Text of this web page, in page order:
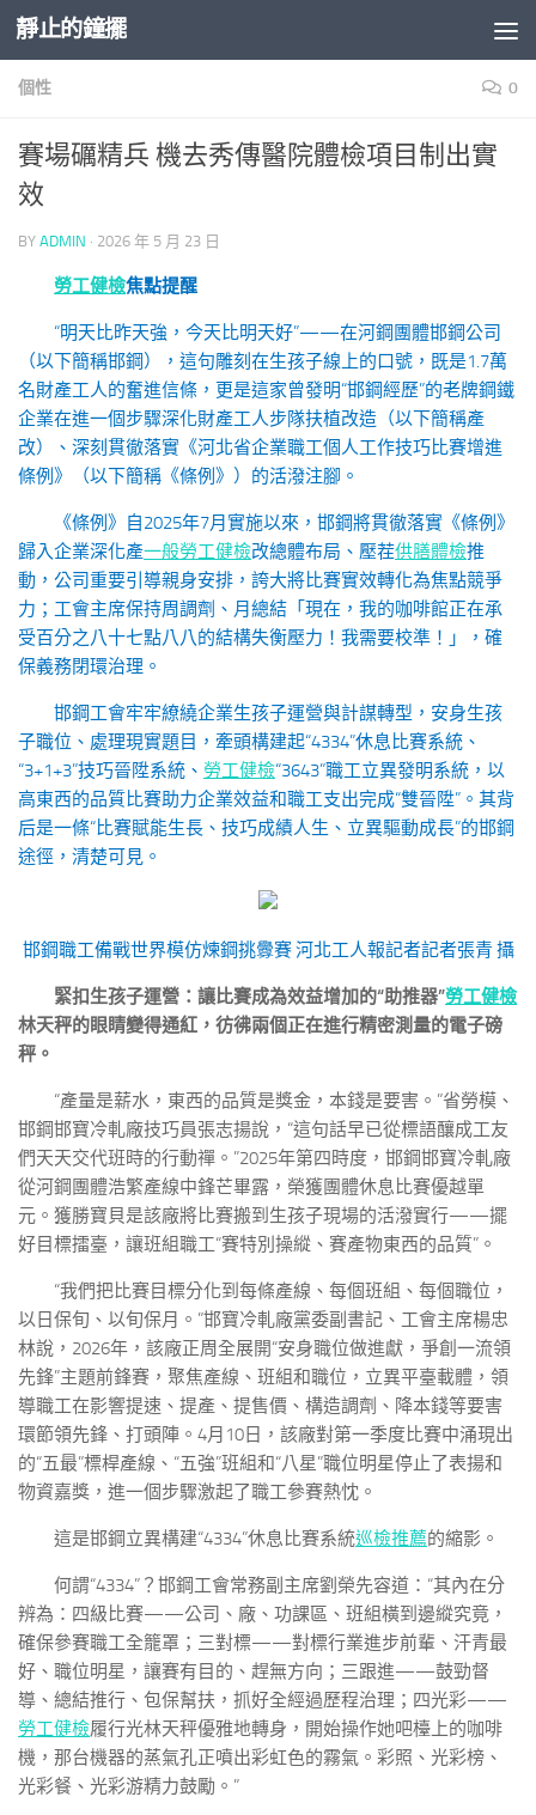
Skip to content
靜止的鐘擺
個性 0
賽場礪精兵 機去秀傳醫院體檢項目制出實
效
BY ADMIN · 2026 年 5 月 23 日
勞工健檢焦點提醒
“明天比昨天強，今天比明天好”——在河鋼團體邯鋼公司
（以下簡稱邯鋼），這句雕刻在生孩子線上的口號，既是1.7萬
名財產工人的奮進信條，更是這家曾發明“邯鋼經歷”的老牌鋼鐵
企業在進一個步驟深化財產工人步隊扶植改造（以下簡稱產
改）、深刻貫徹落實《河北省企業職工個人工作技巧比賽增進
條例》（以下簡稱《條例》）的活潑注腳。
《條例》自2025年7月實施以來，邯鋼將貫徹落實《條例》
歸入企業深化產一般勞工健檢改總體布局、壓茬供膳體檢推
動，公司重要引導親身安排，誇大將比賽實效轉化為焦點競爭
力；工會主席保持周調劑、月總結「現在，我的咖啡館正在承
受百分之八十七點八八的結構失衡壓力！我需要校準！」，確
保義務閉環治理。
邯鋼工會牢牢繚繞企業生孩子運營與計謀轉型，安身生孩
子職位、處理現實題目，牽頭構建起“4334”休息比賽系統、
“3+1+3”技巧晉陞系統、 勞工健檢“3643”職工立異發明系統，以
高東西的品質比賽助力企業效益和職工支出完成“雙晉陞”。其背
后是一條“比賽賦能生長、技巧成績人生、立異驅動成長”的邯鋼
途徑，清楚可見。
邯鋼職工備戰世界模仿煉鋼挑釁賽河北工人報記者記者張青 攝
緊扣生孩子運營： 讓比賽成為效益增加的“助推器”勞工健檢
林天秤的眼睛變得通紅，彷彿兩個正在進行精密測量的電子磅
秤。
“產量是薪水，東西的品質是獎金，本錢是要害。”省勞模、
邯鋼邯寶冷軋廠技巧員張志揚說，“這句話早已從標語釀成工友
們天天交代班時的行動禪。”2025年第四時度，邯鋼邯寶冷軋廠
從河鋼團體浩繁產線中鋒芒畢露，榮獲團體休息比賽優越單
元。獲勝寶貝是該廠將比賽搬到生孩子現場的活潑實行——擺
好目標擂臺，讓班組職工“賽特別操縱、賽產物東西的品質”。
“我們把比賽目標分化到每條產線、每個班組、每個職位，
以日保旬、以旬保月。”邯寶冷軋廠黨委副書記、工會主席楊忠
林說，2026年，該廠正周全展開“安身職位做進獻，爭創一流領
先鋒”主題前鋒賽，聚焦產線、班組和職位，立異平臺載體，領
導職工在影響提速、提產、提售價、構造調劑、降本錢等要害
環節領先鋒、打頭陣。4月10日，該廠對第一季度比賽中涌現出
的“五最”標桿產線、“五強”班組和“八星”職位明星停止了表揚和
物資嘉獎，進一個步驟激起了職工參賽熱忱。
這是邯鋼立異構建“4334”休息比賽系統巡檢推薦的縮影。
何謂“4334”？邯鋼工會常務副主席劉榮先容道：“其內在分
辨為：四級比賽——公司、廠、功課區、班組橫到邊縱究竟，
確保參賽職工全籠罩；三對標——對標行業進步前輩、汗青最
好、職位明星，讓賽有目的、趕無方向；三跟進——鼓勁督
導、總結推行、包保幫扶，抓好全經過歷程治理；四光彩——
勞工健檢履行光林天秤優雅地轉身，開始操作她吧檯上的咖啡
機，那台機器的蒸氣孔正噴出彩虹色的霧氣。彩照、光彩榜、
光彩餐、光彩游精力鼓勵。”